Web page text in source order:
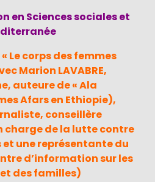
en Sciences sociales et
Le corps des femmes
Marion LAVABRE,
auteure de « Ala
Afars en Ethiopie),
conseillère
charge de la lutte contre
une représentante du
d’information sur les
des familles)